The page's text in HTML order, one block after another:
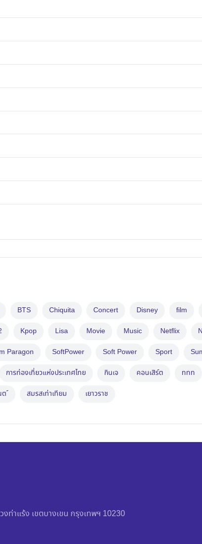
BTS Chiquita Concert Disney film
Kpop Lisa Movie Music Netflix
Paragon SoftPower Soft Power Sport
การท่องเที่ยวแห่งประเทศไทย กินเจ คอนเสิร์ต ททท
ต สมรสเท่าเทียม เยาวราช
ท่าแร้ง เขตบางเขน กรุงเทพฯ 10230